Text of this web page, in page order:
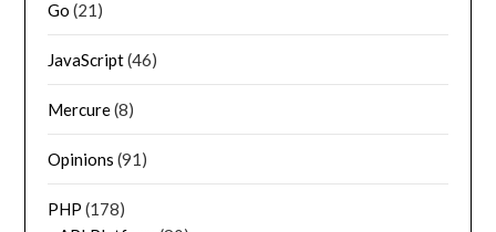
Go (21)
JavaScript(46)
Mercure(8)
Opinions (91)
PHP (178)